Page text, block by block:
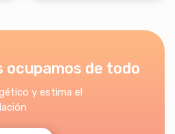
ocupamos de todo
y estima el